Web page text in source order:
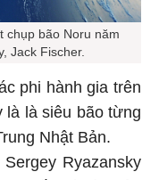
chụp bão Noru năm
Jack Fischer.
phi hành gia trên
là là siêu bão từng
Nhật Bản.
Ryazansky